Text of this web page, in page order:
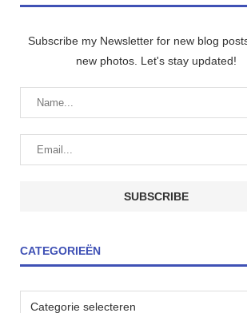
Subscribe my Newsletter for new blog
new photos. Let's stay updated!
CATEGORIEËN